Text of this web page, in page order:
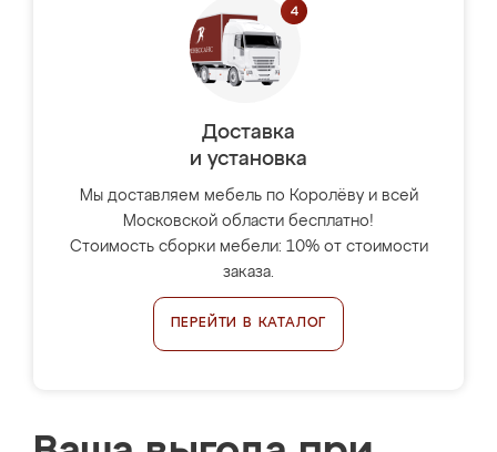
Доставка
и установка
Мы доставляем мебель по Королёву и всей
Московской области бесплатно!
Стоимость сборки мебели: 10% от стоимости
заказа.
ПЕРЕЙТИ В КАТАЛОГ